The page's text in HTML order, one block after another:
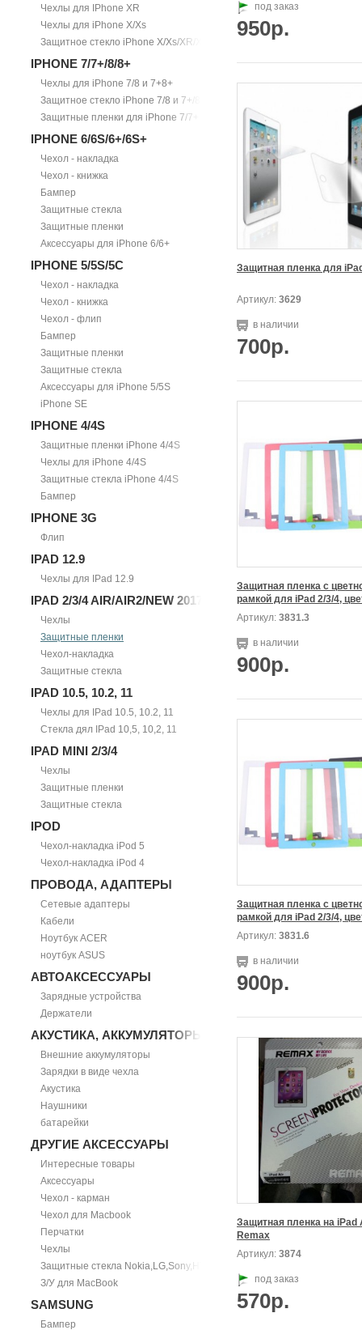
Чехлы для IPhone XR
Чехлы для iPhone X/Xs
Защитное стекло iPhone X/Xs/XR/Xs Max
IPHONE 7/7+/8/8+
Чехлы для iPhone 7/8 и 7+8+
Защитное стекло iPhone 7/8 и 7+/8+
Защитные пленки для iPhone 7/7+
IPHONE 6/6S/6+/6S+
Чехол - накладка
Чехол - книжка
Бампер
Защитные стекла
Защитные пленки
Аксессуары для iPhone 6/6+
IPHONE 5/5S/5С
Чехол - накладка
Чехол - книжка
Чехол - флип
Бампер
Защитные пленки
Защитные стекла
Аксессуары для iPhone 5/5S
iPhone SE
IPHONE 4/4S
Защитные пленки iPhone 4/4S
Чехлы для iPhone 4/4S
Защитные стекла iPhone 4/4S
Бампер
IPHONE 3G
Флип
IPAD 12.9
Чехлы для IPad 12.9
IPAD 2/3/4 AIR/AIR2/NEW 2017
Чехлы
Защитные пленки
Чехол-накладка
Защитные стекла
IPAD 10.5, 10.2, 11
Чехлы для IPad 10.5, 10.2, 11
Стекла дял IPad 10,5, 10,2, 11
IPAD MINI 2/3/4
Чехлы
Защитные пленки
Защитные стекла
IPOD
Чехол-накладка iPod 5
Чехол-накладка iPod 4
ПРОВОДА, АДАПТЕРЫ
Сетевые адаптеры
Кабели
Ноутбук ACER
ноутбук ASUS
АВТОАКСЕССУАРЫ
Зарядные устройства
Держатели
АКУСТИКА, АККУМУЛЯТОРЫ
Внешние аккумуляторы
Зарядки в виде чехла
Акустика
Наушники
батарейки
ДРУГИЕ АКСЕССУАРЫ
Интересные товары
Аксессуары
Чехол - карман
Чехол для Macbook
Перчатки
Чехлы
Защитные стекла Nokia,LG,Sony,HTC
З/У для MacBook
SAMSUNG
Бампер
под заказ
950р.
Защитная пленка для
Артикул: 3629
в наличии
700р.
Защитная пленка с
Артикул: 3831.3
в наличии
900р.
Защитная пленка с
Артикул: 3831.6
в наличии
900р.
Защитная пленка на iPad
Remax
Артикул: 3874
под заказ
570р.